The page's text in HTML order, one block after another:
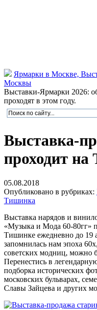
Ярмарки в Москве,
Москвы
Выставки-Ярмарки 2026:
проходят в этом году.
Выставка-
проходит
05.08.2018
Опубликовано в рубриках:
Тишинка
Выставка нарядов и
«Музыка и Мода 60-80гг»
Тишинке ежедневно до 19
запомнилась нам эпоха
советских модниц, можно
Перенестись в
подборка исторических
московских бульварах,
Славы Зайцева и других